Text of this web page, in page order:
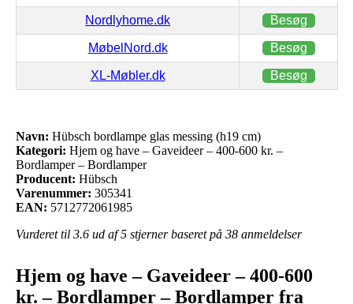
Nordlyhome.dk Besøg
MøbelNord.dk Besøg
XL-Møbler.dk Besøg
Navn: Hübsch bordlampe glas messing (h19 cm)
Kategori: Hjem og have – Gaveideer – 400-600 kr. –
Bordlamper – Bordlamper
Producent: Hübsch
Varenummer: 305341
EAN: 5712772061985
Vurderet til 3.6 ud af 5 stjerner baseret på 38 anmeldelser
Hjem og have – Gaveideer – 400-600
kr. – Bordlamper – Bordlamper fra